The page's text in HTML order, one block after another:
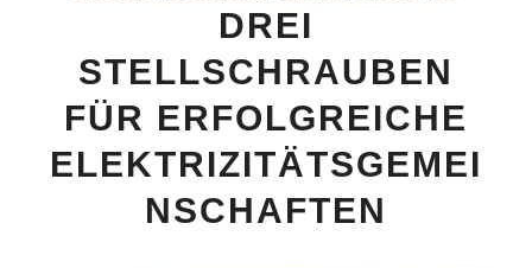
DREI
STELLSCHRAUBEN
FÜR ERFOLGREICHE
ELEKTRIZITÄTSGEMEI
NSCHAFTEN